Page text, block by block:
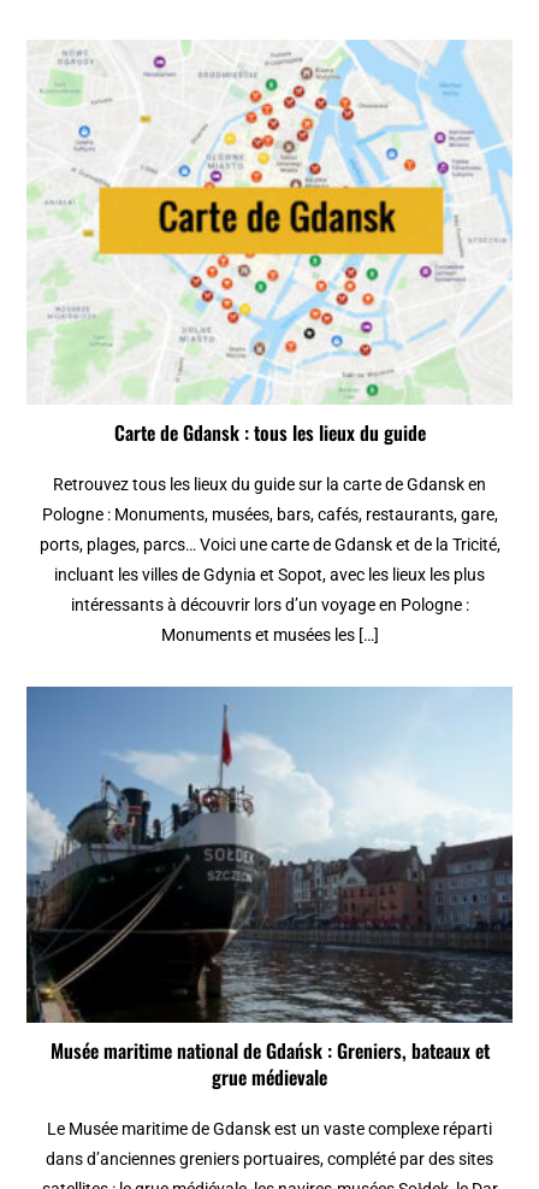
Carte de Gdansk : tous les lieux du guide
Retrouvez tous les lieux du guide sur la carte de Gdansk en
Pologne : Monuments, musées, bars, cafés, restaurants, gare,
ports, plages, parcs… Voici une carte de Gdansk et de la Tricité,
incluant les villes de Gdynia et Sopot, avec les lieux les plus
intéressants à découvrir lors d’un voyage en Pologne :
Monuments et musées les […]
Musée maritime national de Gdańsk : Greniers, bateaux et
grue médievale
Le Musée maritime de Gdansk est un vaste complexe réparti
dans d’anciennes greniers portuaires, complété par des sites